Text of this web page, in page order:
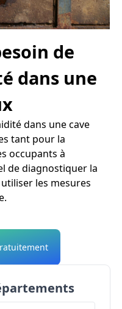
de
dans une
dans une cave
tant pour la
occupants à
de diagnostiquer la
les mesures